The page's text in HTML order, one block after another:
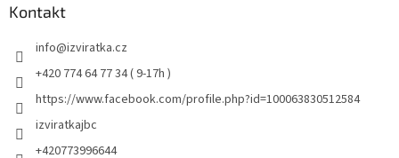
Kontakt
info@izviratka.cz
+420 774 64 77 34 ( 9-17h )
https://www.facebook.com/profile.php?id=100063830512584
izviratkajbc
+420773996644